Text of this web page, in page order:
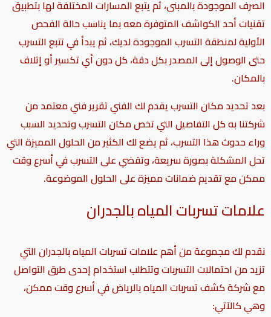
الصرف الموجودة بالمبنى، ثم يتبع المسارات المختلفة لها بتطبيق
تقنيات أحد الكواشف المتوفرة معه بما يناسب حالة الفحص
الأولية لمنطقة التسرب الموجودة لديك، ثم يبدأ في تتبع التسرب
حتى الوصول إلى المصدر بكل دقة، كل دون أي تكسير أو إتلاف
بالمكان.
بعد تحديد مكان التسرب يقدم لك الفني تقرير فني معتمد من
شركتنا به كل التفاصيل التي تخص مكان التسرب وتحديد السبب
وراء حدوث هذا التسرب، ثم يضع لك الكثير من الحلول المميزة التي
تحل المشكلة بصورة سريعة، وتقضي على التسرب في أسرع وقت
ممكن مع تقديم ضمانات مميزة على الحلول الموضوعة.
علامات تسربات المياه بالجدران
نقدم لك مجموعة من أهم علامات تسربات المياه بالجدران التي
تزيد من احتمالات التسربات وتتطلب استخدام إحدىطرقالتواصل
مع شركة كشف تسربات المياه بالرياضفي أسرع وقت ممكن،
وهي كالآتي: